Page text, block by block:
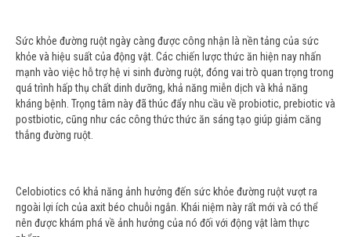
Sức khỏe đường ruột ngày càng được công nhận là nền tảng của sức
khỏe và hiệu suất của động vật. Các chiến lược thức ăn hiện nay nhấn
mạnh vào việc hỗ trợ hệ vi sinh đường ruột, đóng vai trò quan trọng trong
quá trình hấp thụ chất dinh dưỡng, khả năng miễn dịch và khả năng
kháng bệnh. Trọng tâm này đã thúc đẩy nhu cầu về probiotic, prebiotic và
postbiotic, cũng như các công thức thức ăn sáng tạo giúp giảm căng
thẳng đường ruột.
Celobiotics có khả năng ảnh hưởng đến sức khỏe đường ruột vượt ra
ngoài lợi ích của axit béo chuỗi ngắn. Khái niệm này rất mới và có thể
nên được khám phá về ảnh hưởng của nó đối với động vật làm thực